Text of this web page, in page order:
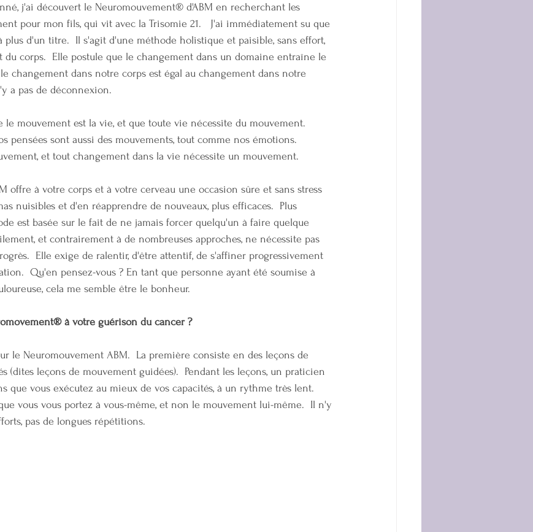
j'ai découvert le Neuromouvement® d'ABM en recherchant les
pour mon fils, qui vit avec la Trisomie 21.   J'ai immédiatement su que
plus d'un titre.  Il s'agit d'une méthode holistique et paisible, sans effort,
corps.  Elle postule que le changement dans un domaine entraîne le
changement dans notre corps est égal au changement dans notre
a pas de déconnexion.
le mouvement est la vie, et que toute vie nécessite du mouvement.
pensées sont aussi des mouvements, tout comme nos émotions.
et tout changement dans la vie nécessite un mouvement.
offre à votre corps et à votre cerveau une occasion sûre et sans stress
nuisibles et d'en réapprendre de nouveaux, plus efficaces.  Plus
est basée sur le fait de ne jamais forcer quelqu'un à faire quelque
et contrairement à de nombreuses approches, ne nécessite pas
Elle exige de ralentir, d'être attentif, de s'affiner progressivement
Qu'en pensez-vous ? En tant que personne ayant été soumise à
cela me semble être le bonheur.
à votre guérison du cancer ?
le Neuromouvement ABM.  La première consiste en des leçons de
(dites leçons de mouvement guidées).  Pendant les leçons, un praticien
que vous exécutez au mieux de vos capacités, à un rythme très lent.
vous vous portez à vous-même, et non le mouvement lui-même.  Il n'y
pas de longues répétitions.